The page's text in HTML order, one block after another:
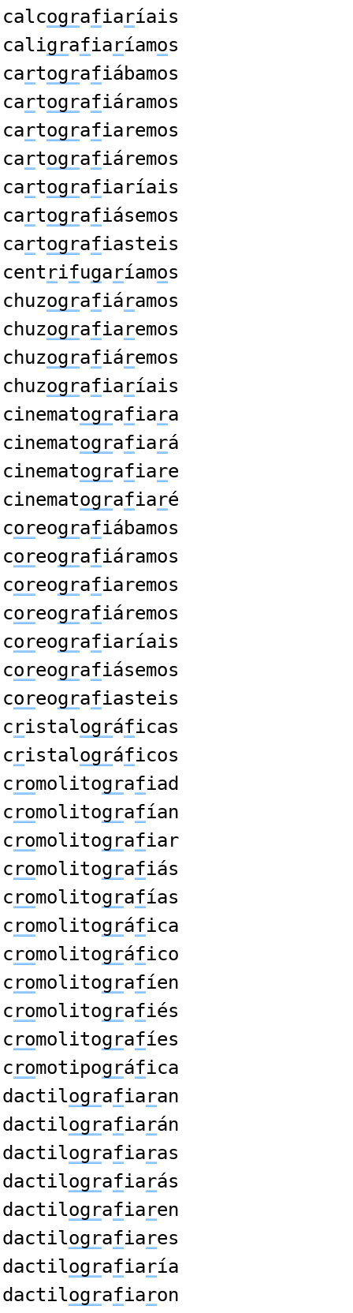
calcografiaríais
caligrafiaríamos
cartografiábamos
cartografiáramos
cartografiaremos
cartografiáremos
cartografiaríais
cartografiásemos
cartografiasteis
centrifugaríamos
chuzografiáramos
chuzografiaremos
chuzografiáremos
chuzografiaríais
cinematografiara
cinematografiará
cinematografiare
cinematografiaré
coreografiábamos
coreografiáramos
coreografiaremos
coreografiáremos
coreografiaríais
coreografiásemos
coreografiasteis
cristalográficas
cristalográficos
cromolitografiad
cromolitografían
cromolitografiar
cromolitografiás
cromolitografías
cromolitográfica
cromolitográfico
cromolitografíen
cromolitografiés
cromolitografíes
cromotipográfica
dactilografiaran
dactilografiarán
dactilografiaras
dactilografiarás
dactilografiaren
dactilografiares
dactilografiaría
dactilografiaron